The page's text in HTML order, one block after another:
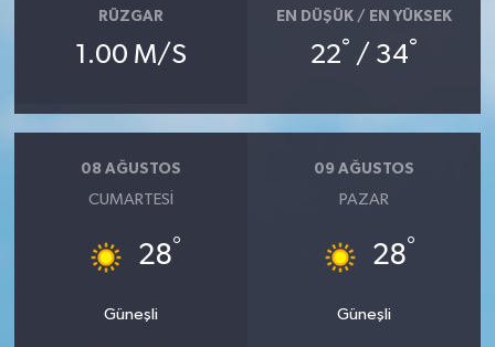
RÜZGAR
1.00 M/S
EN DÜŞÜK / EN YÜKSEK
22° / 34°
08 AĞUSTOS
CUMARTESI
28°
Güneşli
09 AĞUSTOS
PAZAR
28°
Güneşli